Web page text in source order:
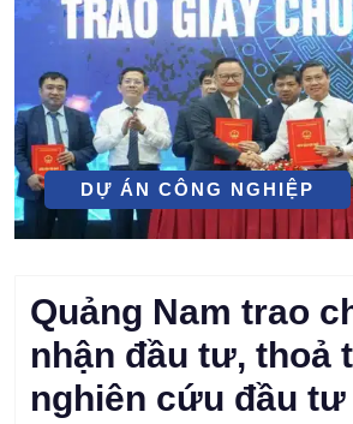
DỰ ÁN CÔNG NGHIỆP
Quảng Nam trao
nhận đầu tư, thoả
nghiên cứu đầu tư